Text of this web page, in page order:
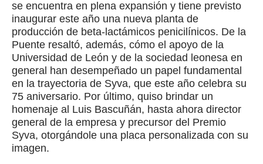
se encuentra en plena expansión y tiene previsto
inaugurar este año una nueva planta de
producción de beta-lactámicos penicilínicos. De la
Puente resaltó, además, cómo el apoyo de la
Universidad de León y de la sociedad leonesa en
general han desempeñado un papel fundamental
en la trayectoria de Syva, que este año celebra su
75 aniversario. Por último, quiso brindar un
homenaje al Luis Bascuñán, hasta ahora director
general de la empresa y precursor del Premio
Syva, otorgándole una placa personalizada con su
imagen.